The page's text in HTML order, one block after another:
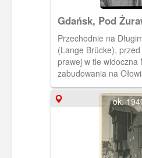
Gdańsk, Pod
Przechodnie na
(Lange Brücke),
prawej w tle widoczna
zabudowania na
przy ulicy Wartkiej
Wasser)
ok.